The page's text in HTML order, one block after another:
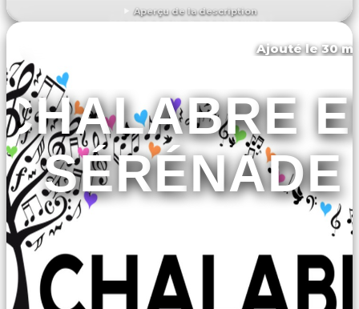
Aperçu de la description
DÉCOUVRIR L'ÉVÉNEMENT
Ajouté le 30
SÉRÉNADE